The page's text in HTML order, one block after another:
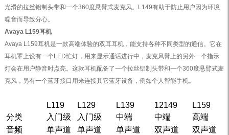
光滑的拉丝铝制头带和一个360度悬臂式麦克风。L149有助于防止用户因为环境
噪音而导致分心。
Avaya L159耳机
Avaya L159耳机是一款高端体验的双耳耳机，能支持各种不同类型的通信。它在
耳机罩上设有一个LED忙灯，用来显示通话进行中，麦克风臂上的另外一个指示
灯会在用户静音时点亮。这款耳机配备了一个拉丝铝制头带和一个360度悬臂式麦
克风，另有一个蓝牙接口用来连接其它蓝牙设备，例如个人智能手机。
L119 L129 L139 12149
L159
分类
入门级 入门级 中端 中端
高端
音频
单声道 单声道 单声道 双声道
双声道